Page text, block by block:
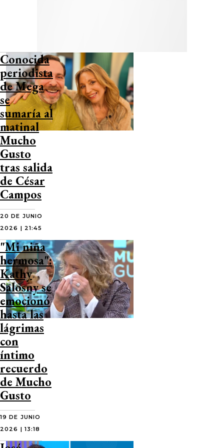
Conocida
periodista
de Mega
se
sumaría al
matinal
Mucho
Gusto
tras salida
de César
Campos
20 DE JUNIO
2026 | 21:45
"Mi niña
hermosa":
Kathy
Salosny se
emocionó
hasta las
lágrimas
con
íntimo
recuerdo
de Mucho
Gusto
19 DE JUNIO
2026 | 13:18